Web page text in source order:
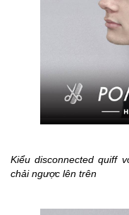
Kiểu disconnected quiff
chải ngược lên trên